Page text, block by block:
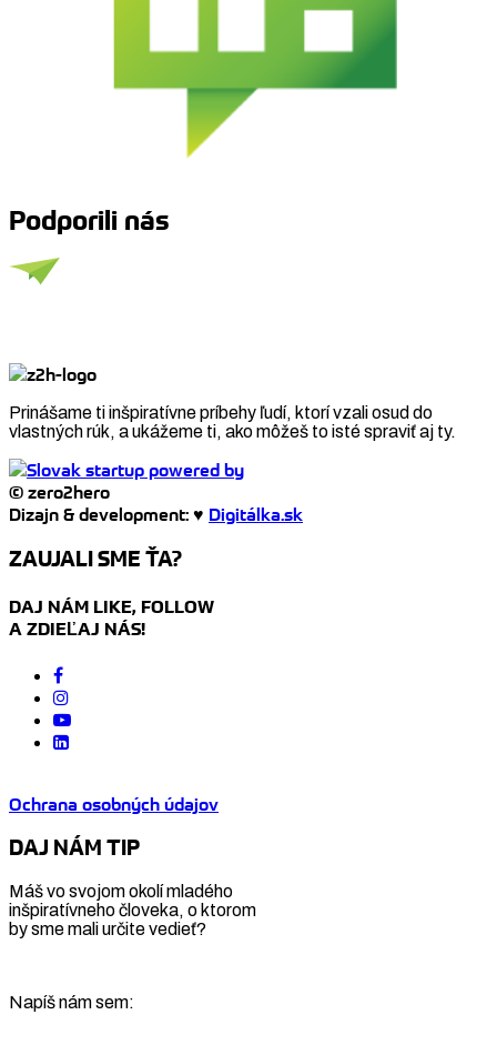
Podporili nás
Prinášame ti inšpiratívne príbehy ľudí, ktorí vzali osud do
vlastných rúk, a ukážeme ti, ako môžeš to isté spraviť aj ty.
© zero2hero
Dizajn & development: ♥ Digitálka.sk
ZAUJALI SME ŤA?
DAJ NÁM LIKE, FOLLOW
A ZDIEĽAJ NÁS!
Ochrana osobných údajov
DAJ NÁM TIP
Máš vo svojom okolí mladého
inšpiratívneho človeka, o ktorom
by sme mali určite vedieť?
Napíš nám sem: